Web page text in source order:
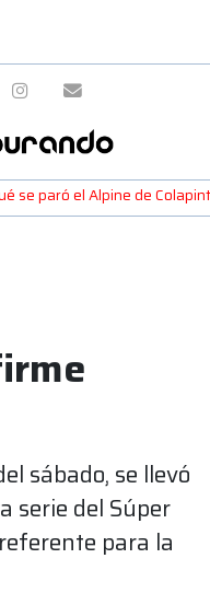
se paró el Alpine de
sábado, se llevó
serie del Súper
para la